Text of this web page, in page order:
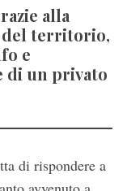
alla
del territorio,
e
di un privato
di rispondere a